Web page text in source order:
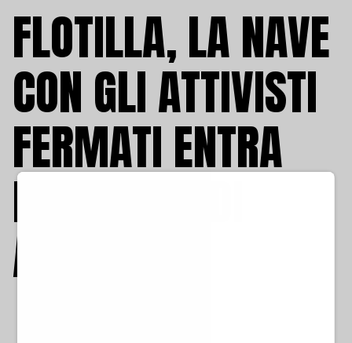
FLOTILLA, LA NAVE
CON GLI ATTIVISTI
FERMATI ENTRA
NEL PORTO DI
ASHDOD